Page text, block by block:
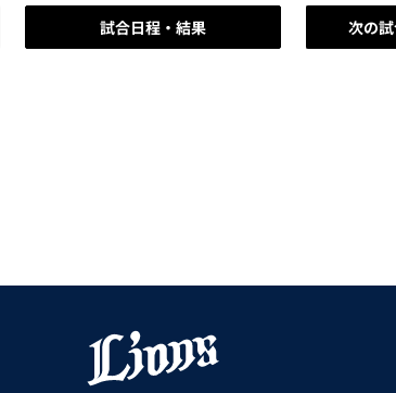
試合日程・結果 次の